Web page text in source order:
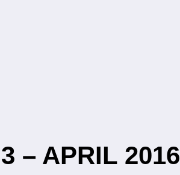
– APRIL 2016